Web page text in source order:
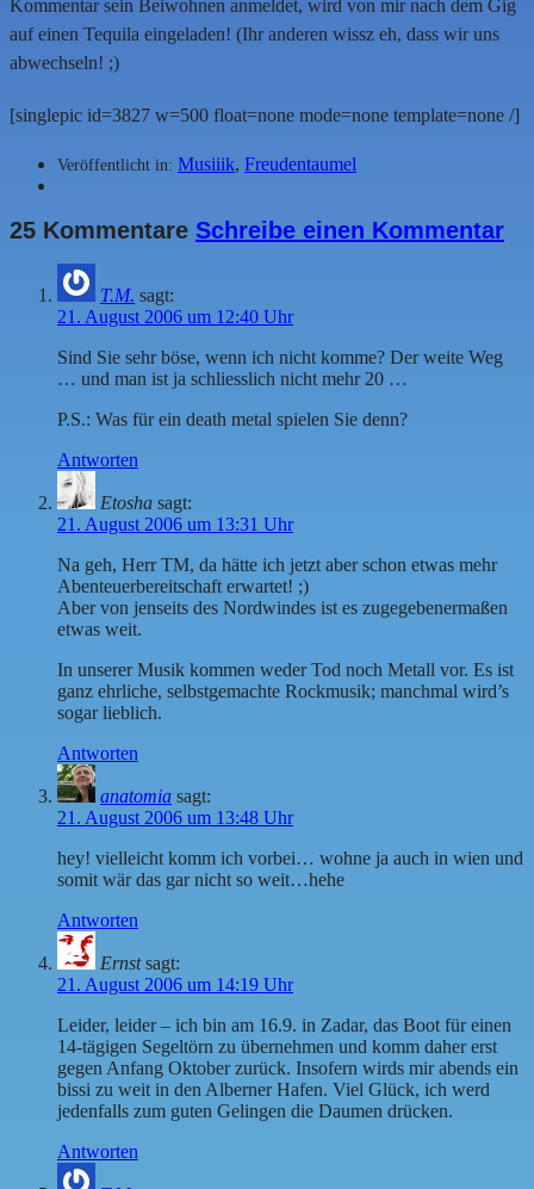
Kommentar sein Beiwohnen anmeldet, wird von mir nach dem Gig
auf einen Tequila eingeladen! (Ihr anderen wissz eh, dass wir uns
abwechseln! ;)
[singlepic id=3827 w=500 float=none mode=none template=none /]
Veröffentlicht in: Musiiik, Freudentaumel
25 Kommentare Schreibe einen Kommentar
T.M. sagt:
21. August 2006 um 12:40 Uhr
Sind Sie sehr böse, wenn ich nicht komme? Der weite Weg
… und man ist ja schliesslich nicht mehr 20 …
P.S.: Was für ein death metal spielen Sie denn?
Antworten
Etosha sagt:
21. August 2006 um 13:31 Uhr
Na geh, Herr TM, da hätte ich jetzt aber schon etwas mehr
Abenteuerbereitschaft erwartet! ;)
Aber von jenseits des Nordwindes ist es zugegebenermaßen
etwas weit.
In unserer Musik kommen weder Tod noch Metall vor. Es ist
ganz ehrliche, selbstgemachte Rockmusik; manchmal wird’s
sogar lieblich.
Antworten
anatomia sagt:
21. August 2006 um 13:48 Uhr
hey! vielleicht komm ich vorbei… wohne ja auch in wien und
somit wär das gar nicht so weit…hehe
Antworten
Ernst sagt:
21. August 2006 um 14:19 Uhr
Leider, leider – ich bin am 16.9. in Zadar, das Boot für einen
14-tägigen Segeltörn zu übernehmen und komm daher erst
gegen Anfang Oktober zurück. Insofern wirds mir abends ein
bissi zu weit in den Alberner Hafen. Viel Glück, ich werd
jedenfalls zum guten Gelingen die Daumen drücken.
Antworten